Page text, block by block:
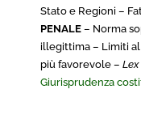
Stato e Regioni –
PENALE – Norma
illegittima – Limiti
più favorevole –
Giurisprudenza